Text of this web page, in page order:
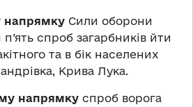
напрямку Сили оборони
спроб загарбників йти
та в бік населених
Крива Лука.
напрямку спроб ворога